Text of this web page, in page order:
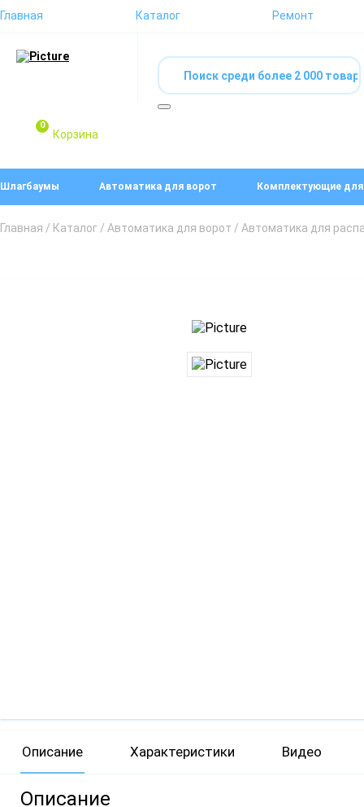
Главная Каталог Ремонт
0
Корзина
Шлагбаумы Автоматика для ворот Комплектующие
Главная / Каталог / Автоматика для ворот / Автоматика для
Описание Характеристики Видео
Описание